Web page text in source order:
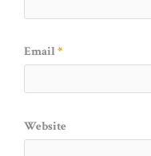
Email*
Website